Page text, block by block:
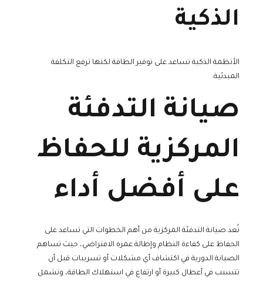
الذكية
الأنظمة الذكية تساعد على توفير الطاقة لكنها ترفع التكلفة
المبدئية.
صيانة التدفئة
المركزية للحفاظ
على أفضل أداء
تُعد صيانة التدفئة المركزية من أهم الخطوات التي تساعد على
الحفاظ على كفاءة النظام وإطالة عمره الافتراضي، حيث تساهم
الصيانة الدورية في اكتشاف أي مشكلات أو تسريبات قبل أن
تتسبب في أعطال كبيرة أو ارتفاع في استهلاك الطاقة، وتشمل